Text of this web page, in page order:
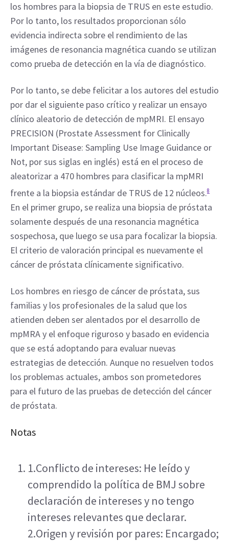
los hombres para la biopsia de TRUS en este estudio.
Por lo tanto, los resultados proporcionan sólo
evidencia indirecta sobre el rendimiento de las
imágenes de resonancia magnética cuando se utilizan
como prueba de detección en la vía de diagnóstico.
Por lo tanto, se debe felicitar a los autores del estudio
por dar el siguiente paso crítico y realizar un ensayo
clínico aleatorio de detección de mpMRI. El ensayo
PRECISION (Prostate Assessment for Clinically
Important Disease: Sampling Use Image Guidance or
Not, por sus siglas en inglés) está en el proceso de
aleatorizar a 470 hombres para clasificar la mpMRI
frente a la biopsia estándar de TRUS de 12 núcleos.8
En el primer grupo, se realiza una biopsia de próstata
solamente después de una resonancia magnética
sospechosa, que luego se usa para focalizar la biopsia.
El criterio de valoración principal es nuevamente el
cáncer de próstata clínicamente significativo.
Los hombres en riesgo de cáncer de próstata, sus
familias y los profesionales de la salud que los
atienden deben ser alentados por el desarrollo de
mpMRA y el enfoque riguroso y basado en evidencia
que se está adoptando para evaluar nuevas
estrategias de detección. Aunque no resuelven todos
los problemas actuales, ambos son prometedores
para el futuro de las pruebas de detección del cáncer
de próstata.
Notas
1.Conflicto de intereses: He leído y
comprendido la política de BMJ sobre
declaración de intereses y no tengo
intereses relevantes que declarar.
2.Origen y revisión por pares: Encargado;